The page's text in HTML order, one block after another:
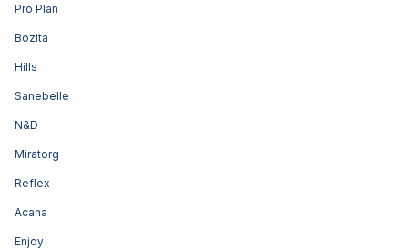
Pro Plan
Bozita
Hills
Sanebelle
N&D
Miratorg
Reflex
Acana
Enjoy